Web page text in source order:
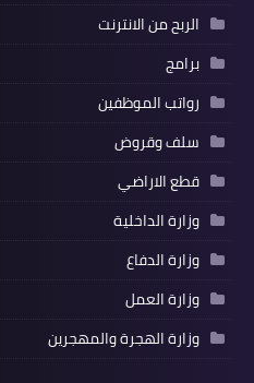
الربح من الانترنت
برامج
رواتب الموظفين
سلف وقروض
قطع الاراضي
وزارة الداخلية
وزارة الدفاع
وزارة العمل
وزارة الهجرة والمهجرين